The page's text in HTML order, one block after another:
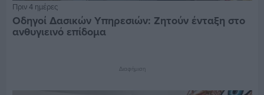
Πριν 4 ημέρες
Οδηγοί Δασικών Υπηρεσιών: Ζητούν ένταξη στο
ανθυγιεινό επίδομα
Διαφήμιση